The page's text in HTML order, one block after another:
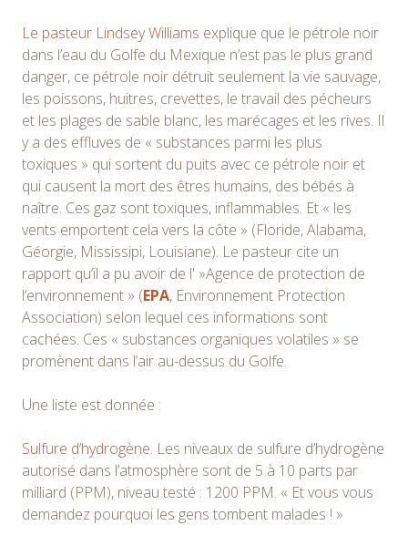
Le pasteur Lindsey Williams explique que le pétrole noir
dans l’eau du Golfe du Mexique n’est pas le plus grand
danger, ce pétrole noir détruit seulement la vie sauvage,
les poissons, huitres, crevettes, le travail des pécheurs
et les plages de sable blanc, les marécages et les rives. Il
y a des effluves de « substances parmi les plus
toxiques » qui sortent du puits avec ce pétrole noir et
qui causent la mort des êtres humains, des bébés à
naître. Ces gaz sont toxiques, inflammables. Et « les
vents emportent cela vers la côte » (Floride, Alabama,
Géorgie, Mississipi, Louisiane). Le pasteur cite un
rapport qu’il a pu avoir de l' »Agence de protection de
l’environnement » (EPA, Environnement Protection
Association) selon lequel ces informations sont
cachées. Ces « substances organiques volatiles » se
promènent dans l’air au-dessus du Golfe.
Une liste est donnée :
Sulfure d’hydrogène. Les niveaux de sulfure d’hydrogène
autorisé dans l’atmosphère sont de 5 à 10 parts par
milliard (PPM), niveau testé : 1200 PPM. « Et vous vous
demandez pourquoi les gens tombent malades ! »